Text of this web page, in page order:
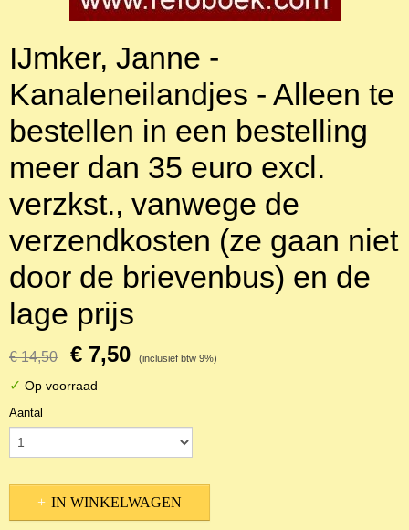
IJmker, Janne -
Kanaleneilandjes - Alleen te
bestellen in een bestelling
meer dan 35 euro excl.
verzkst., vanwege de
verzendkosten (ze gaan niet
door de brievenbus) en de
lage prijs
€ 14,50 € 7,50 (inclusief btw 9%)
✓ Op voorraad
Aantal
IN WINKELWAGEN